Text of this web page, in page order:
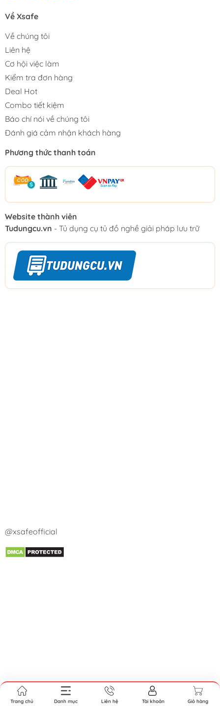
Về Xsafe
Về chúng tôi
Liên hệ
Cơ hội việc làm
Kiểm tra đơn hàng
Deal Hot
Combo tiết kiệm
Báo chí nói về chúng tôi
Đánh giá cảm nhận khách hàng
Phương thức thanh toán
Website thành viên
Tudungcu.vn - Tủ dụng cụ tủ đồ nghề giải pháp lưu trữ
@xsafeofficial
Trang chủ Danh mục Liên hệ Tài khoản Giỏ hàng